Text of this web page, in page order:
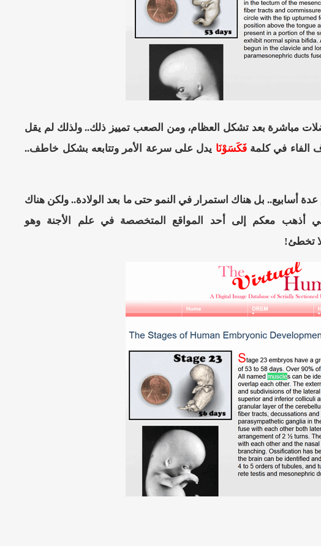
مباشرة بعد تشكل العظام، ومن الصعب تمييز ذلك.. ولذلك لم يقل
الفاء في كلمةفَكَسَوْنَا يدل على سرعة الأمر وتتابعه بشكل خاطف..
أسابيع.. بل هناك استمرار في النمو حتى ما بعد الولادة.. ولكن هناك
أذهب معكم إلى أحد المواقع المتخصصة في علم الأجنة وهو
لا تخطئ!